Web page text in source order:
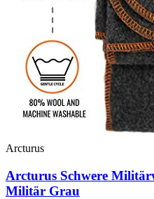
Arcturus
Arcturus Schwere
Militär Grau